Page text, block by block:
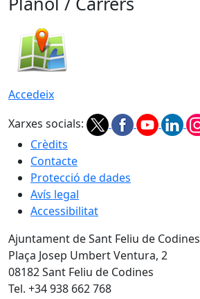
Accedeix
Xarxes socials:
Crèdits
Contacte
Protecció de dades
Avís legal
Accessibilitat
Ajuntament de Sant Feliu de Codines
Plaça Josep Umbert Ventura, 2
08182 Sant Feliu de Codines
Tel. +34 938 662 768